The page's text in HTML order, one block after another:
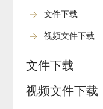
文件下载
视频文件下载
文件下载
视频文件下载